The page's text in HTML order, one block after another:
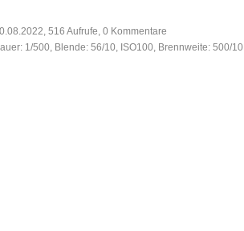
516 Aufrufe, 0 Kommentare
1/500, Blende: 56/10, ISO100, Brennweite: 500/10